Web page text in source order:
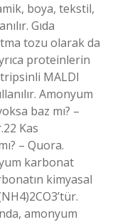
boya, tekstil,
Gıda
tozu olarak da
proteinlerin
MALDI
Amonyum
baz mı? –
Kas
– Quora.
karbonat
kimyasal
amonyum